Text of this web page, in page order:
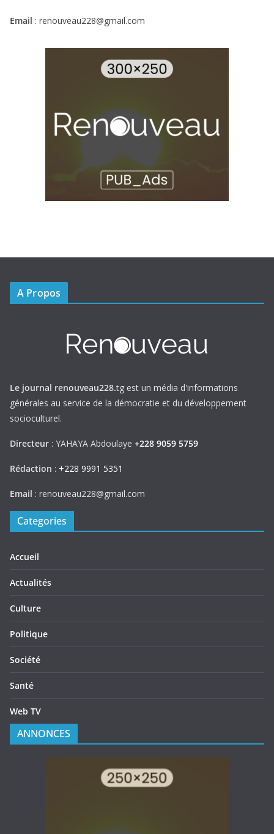
Email : renouveau228@gmail.com
A Propos
Le journal renouveau228.tg est un média d'informations
générales au service de la démocratie et du développement
socioculturel.
Directeur : YAHAYA Abdoulaye +228 9059 5759
Rédaction : +228 9991 5351
Email : renouveau228@gmail.com
Categories
Accueil
Actualités
Culture
Politique
Société
Santé
Web TV
ANNONCES